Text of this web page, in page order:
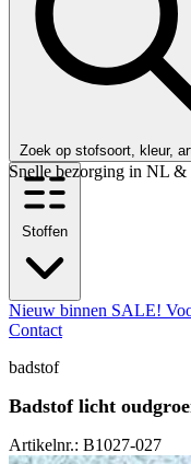
Zoek op stofsoort, kleur,
Snelle bezorging in NL
Stoffen
Nieuw binnen SALE!
Contact
badstof
Badstof licht
Artikelnr.: B1027-027